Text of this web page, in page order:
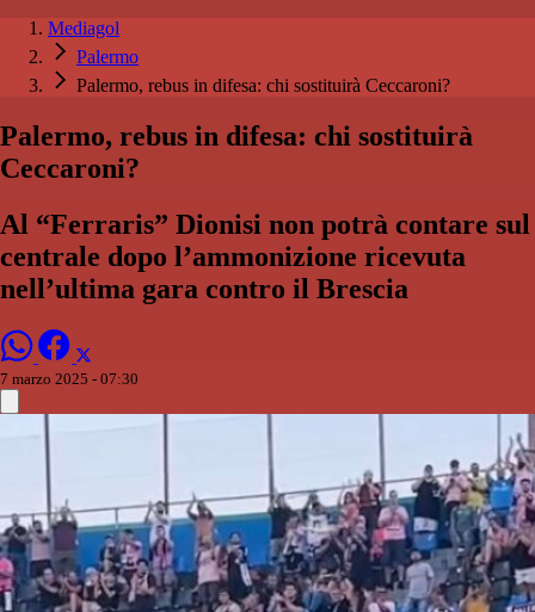
Mediagol
Palermo
Palermo, rebus in difesa: chi sostituirà Ceccaroni?
Palermo, rebus in difesa: chi sostituirà
Ceccaroni?
Al “Ferraris” Dionisi non potrà contare sul
centrale dopo l’ammonizione ricevuta
nell’ultima gara contro il Brescia
7 marzo 2025 - 07:30